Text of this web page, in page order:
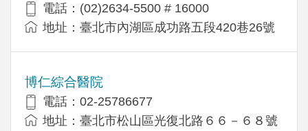
電話：(02)2634-5500 # 16000
地址：臺北市內湖區成功路五段420巷26號
博仁綜合醫院
電話：02-25786677
地址：臺北市松山區光復北路６６－６８號